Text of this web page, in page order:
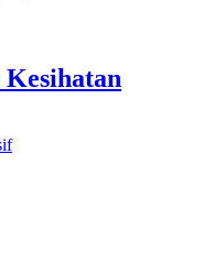
Kesihatan